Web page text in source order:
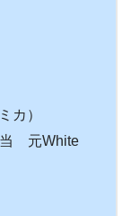
カ）
当 元White